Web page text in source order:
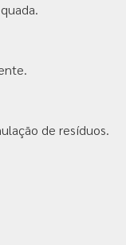
de resíduos.